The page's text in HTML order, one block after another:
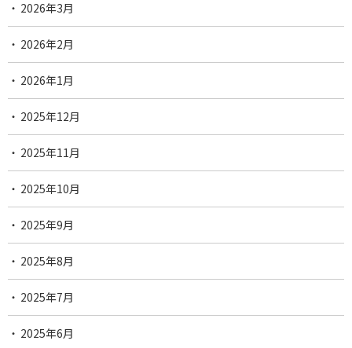
2026年3月
2026年2月
2026年1月
2025年12月
2025年11月
2025年10月
2025年9月
2025年8月
2025年7月
2025年6月